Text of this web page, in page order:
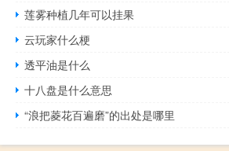
莲雾种植几年可以挂果
云玩家什么梗
透平油是什么
十八盘是什么意思
“浪把菱花百遍磨”的出处是哪里